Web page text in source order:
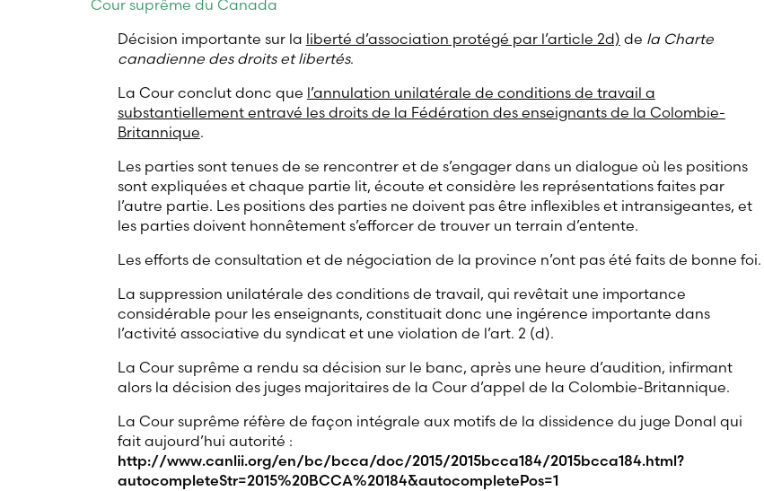
Cour suprême du Canada
Décision importante sur la liberté d’association protégé par l’article 2d) de la Charte
canadienne des droits et libertés.
La Cour conclut donc que l’annulation unilatérale de conditions de travail a
substantiellement entravé les droits de la Fédération des enseignants de la Colombie-
Britannique.
Les parties sont tenues de se rencontrer et de s’engager dans un dialogue où les positions
sont expliquées et chaque partie lit, écoute et considère les représentations faites par
l’autre partie. Les positions des parties ne doivent pas être inflexibles et intransigeantes, et
les parties doivent honnêtement s’efforcer de trouver un terrain d’entente.
Les efforts de consultation et de négociation de la province n’ont pas été faits de bonne foi.
La suppression unilatérale des conditions de travail, qui revêtait une importance
considérable pour les enseignants, constituait donc une ingérence importante dans
l’activité associative du syndicat et une violation de l’art. 2 (d).
La Cour suprême a rendu sa décision sur le banc, après une heure d’audition, infirmant
alors la décision des juges majoritaires de la Cour d’appel de la Colombie-Britannique.
La Cour suprême réfère de façon intégrale aux motifs de la dissidence du juge Donal qui
fait aujourd’hui autorité :
http://www.canlii.org/en/bc/bcca/doc/2015/2015bcca184/2015bcca184.html?
autocompleteStr=2015%20BCCA%20184&autocompletePos=1